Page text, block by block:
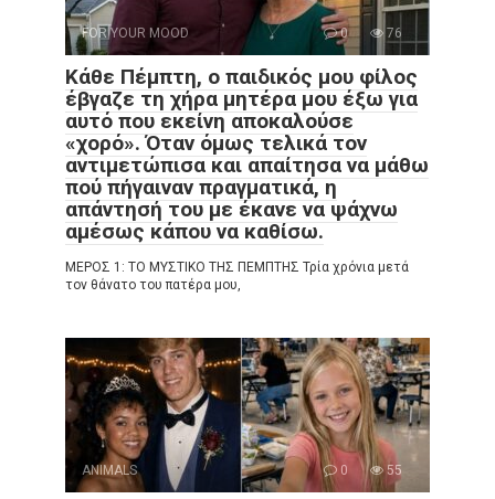
FOR YOUR MOOD 0 76
Κάθε Πέμπτη, ο παιδικός μου φίλος
έβγαζε τη χήρα μητέρα μου έξω για
αυτό που εκείνη αποκαλούσε
«χορό». Όταν όμως τελικά τον
αντιμετώπισα και απαίτησα να μάθω
πού πήγαιναν πραγματικά, η
απάντησή του με έκανε να ψάχνω
αμέσως κάπου να καθίσω.
ΜΕΡΟΣ 1: ΤΟ ΜΥΣΤΙΚΟ ΤΗΣ ΠΕΜΠΤΗΣ Τρία χρόνια μετά
τον θάνατο του πατέρα μου,
ANIMALS 0 55